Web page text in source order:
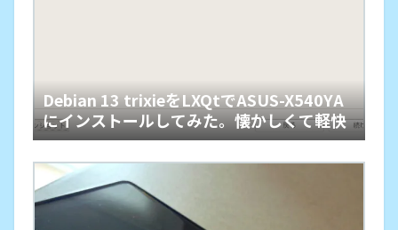
Debian 13 trixieをLXQtでASUS-X540YA
にインストールしてみた。懐かしくて軽快